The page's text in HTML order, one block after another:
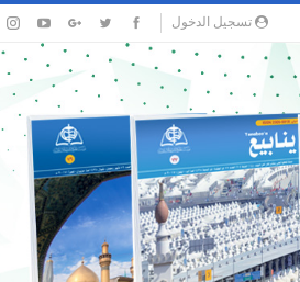
تسجيل الدخول